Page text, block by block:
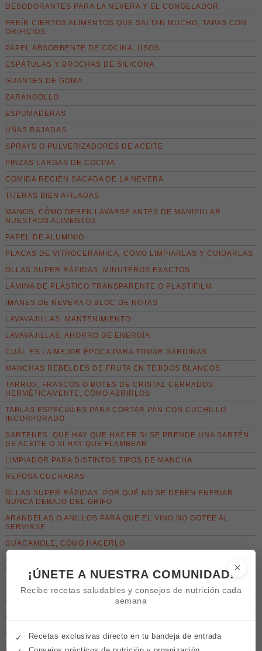
DESODORANTES PARA LA NEVERA Y EL CONGELADOR
FREÍR CIERTOS ALIMENTOS QUE SALTAN MUCHO, TAPAS CON
ORIFICIOS
PAPEL ABSORBENTE DE COCINA, USOS
ESPÁTULAS Y BROCHAS DE SILICONA
GUANTES DE GOMA
ZARANGOLLO
ESPUMADERAS
UÑAS RAJADAS
SPRAYS O PULVERIZADORES DE ACEITE
PINZAS LARGAS DE COCINA
COMIDA RECIÉN SACADA DE LA NEVERA
TIJERAS BIEN AFILADAS
MANOS, CÓMO DEBEN LAVARSE ANTES DE MANIPULAR
NUESTROS ALIMENTOS
PAPEL DE ALUMINIO
PLACAS DE VITROCERÁMICA, CÓMO LIMPIARLAS Y CUIDARLAS
OLLAS SUPER RÁPIDAS, MINUTEROS EXACTOS
LÁMINA DE PLÁSTICO TRANSPARENTE O PLASTIFILM
IMANES DE NEVERA O BLOC DE NOTAS
LAVAVAJILLAS, MANTENIMIENTO
LAVAVAJILLAS, AHORRO DE ENERGÍA
CUÁL ES LA MEJOR ÉPOCA PARA TOMAR SARDINAS
MANCHAS REBELDES DE FRUTA EN TEJIDOS BLANCOS
TARROS, FRASCOS O BOTES DE CRISTAL CERRADOS
HERMÉTICAMENTE, CÓMO ABRIRLOS
TABLAS ESPECIALES PARA CORTAR PAN CON CUCHILLO
INCORPORADO
SARTENES. QUÉ HAY QUE HACER SI SE PRENDE UNA SARTÉN
DE ACEITE O SI HAY QUE FLAMBEAR
LIMPIADOR PARA DISTINTOS TIPOS DE MANCHA
REPOSA CUCHARAS
OLLAS SUPER RÁPIDAS, POR QUÉ NO SE DEBEN ENFRIAR
NUNCA DEBAJO DEL GRIFO
ARANDELAS O ANILLOS PARA QUE EL VINO NO GOTEE AL
SERVIRSE
GUACAMOLE, CÓMO HACERLO
PROTECTORES DEL CALOR O SOPORTES PARA LAS
ENCIMERAS SINTÉTICAS
SACACORCHOS DE BOTELLAS DE VINO
QUEMADOR DE CARAMELO
OLLAS QUEMADAS
PRENSA AJOS
×
¡ÚNETE A NUESTRA COMUNIDAD!
Recibe recetas saludables y consejos de nutrición cada
semana
✓ Recetas exclusivas directo en tu bandeja de entrada